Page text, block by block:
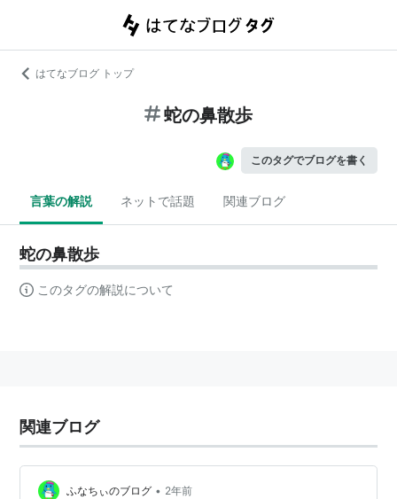
はてなブログ トップ
蛇の鼻散歩
このタグでブログを書く
言葉の解説 ネットで話題 関連ブログ
蛇の鼻散歩
このタグの解説について
関連ブログ
ふなちぃのブログ • 2年前